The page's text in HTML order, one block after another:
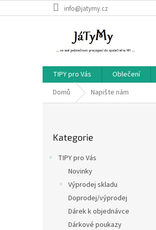
na
info@jatymy.cz
TIPY pro Vás Oblečení
Domů
Napište nám
kategorie
Kategorie
TIPY pro Vás
Novinky
Výprodej skladu
Doprodej/výprodej
Dárek k objednávce
Dárkové poukazy